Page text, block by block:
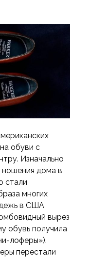
обуви с
Изначально
ношения дома в
стали
многих
в США
вырез
обувь получила
лоферы»).
перестали